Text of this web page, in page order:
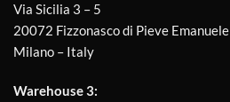
Via Sicilia 3 – 5
20072 Fizzonasco di Pieve Emanuele
Milano – Italy
Warehouse 3: